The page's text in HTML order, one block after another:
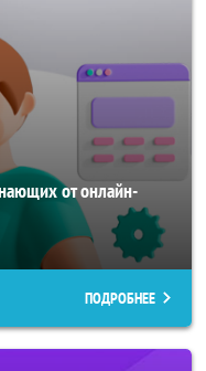
от онлайн-
ПОДРОБНЕЕ